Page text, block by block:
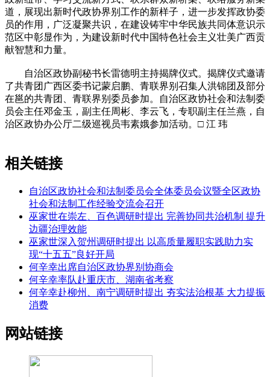
道，展现出新时代政协界别工作的新样子，进一步发挥政协委
员的作用，广泛凝聚共识，在建设铸牢中华民族共同体意识示
范区中彰显作为，为建设新时代中国特色社会主义壮美广西贡
献智慧和力量。
自治区政协副秘书长雷德明主持揭牌仪式。揭牌仪式邀请
了共青团广西区委书记蒙启鹏、青联界别召集人洪锦团及部分
在邕的共青团、青联界别委员参加。自治区政协社会和法制委
员会主任邓金玉，副主任周彬、李云飞，专职副主任兰燕，自
治区政协办公厅二级巡视员韦素娥参加活动。□ 江 玮
相关链接
自治区政协社会和法制委员会全体委员会议暨全区政协
社会和法制工作经验交流会召开
巫家世在崇左、百色调研时提出 完善协同共治机制 提升
边疆治理效能
巫家世深入贺州调研时提出 以高质量履职实践助力实
现“十五五”良好开局
何辛幸出席自治区政协界别协商会
何辛幸率队赴重庆市、湖南省考察
何辛幸赴柳州、南宁调研时提出 夯实法治根基 大力提振
消费
网站链接